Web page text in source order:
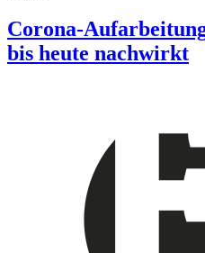
Corona-
bis heute nachwirkt